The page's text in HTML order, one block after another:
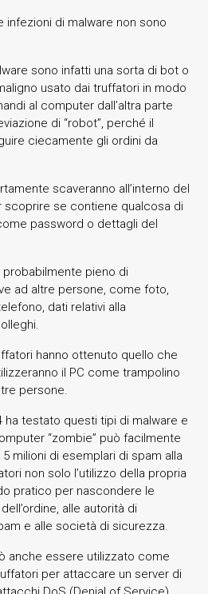
infezioni di malware non sono
sono infatti una sorta di bot o
usato dai truffatori in modo
al computer dall’altra parte
di “robot”, perché il
ciecamente gli ordini da
scaveranno all’interno del
scoprire se contiene qualcosa di
password o dettagli del
pieno di
ad altre persone, come foto,
dati relativi alla
hanno ottenuto quello che
il PC come trampolino
persone.
ha testato questi tipi di malware e
“zombie” può facilmente
milioni di esemplari di spam alla
non solo l’utilizzo della propria
pratico per nascondere le
alle autorità di
e alle società di sicurezza.
anche essere utilizzato come
per attaccare un server di